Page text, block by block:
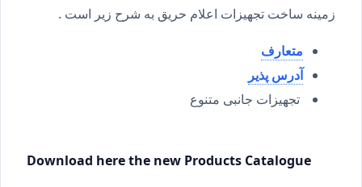
زمینه ساخت تجهیزات اعلام حریق به شرح زیر است .
متعارف
آدرس پذیر
تجهیزات جانبی متنوع
Download here the new Products Catalogue